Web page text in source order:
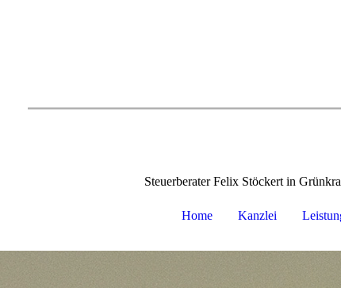
Steuerberater Felix Stöckert in
Home Kanzlei